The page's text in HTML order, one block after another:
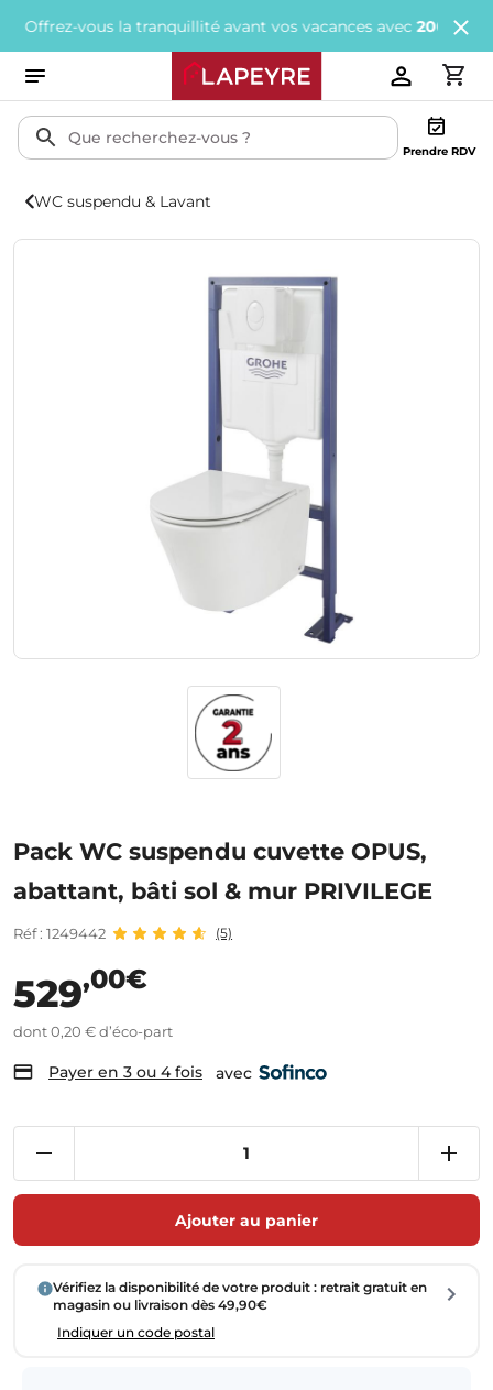
vous la tranquillité avant vos vacances avec200€ offerts
Prendre RDV
WC suspendu & Lavant
Pack WC suspendu cuvette OPUS,
abattant, bâti sol & mur PRIVILEGE
Réf : 1249442 (5)
529,00€
dont 0,20 € d’éco-part
Payer en 3 ou 4 fois avec
Ajouter au panier
Vérifiez la disponibilité de votre produit : retrait gratuit en
magasin ou livraison dès 49,90€
Indiquer un code postal